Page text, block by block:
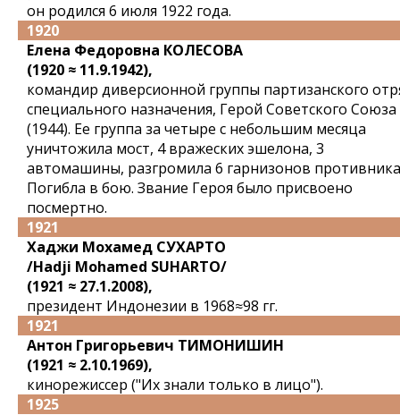
он родился 6 июля 1922 года.
1920
Елена Федоровна КОЛЕСОВА
(1920 ≈ 11.9.1942),
командир диверсионной группы партизанского
специального назначения, Герой Советского Союза
(1944). Ее группа за четыре с небольшим месяца
уничтожила мост, 4 вражеских эшелона, 3
автомашины, разгромила 6 гарнизонов
Погибла в бою. Звание Героя было присвоено
посмертно.
1921
Хаджи Мохамед СУХАРТО
/Hadji Mohamed SUHARTO/
(1921 ≈ 27.1.2008),
президент Индонезии в 1968≈98 гг.
1921
Антон Григорьевич ТИМОНИШИН
(1921 ≈ 2.10.1969),
кинорежиссер ("Их знали только в лицо").
1925